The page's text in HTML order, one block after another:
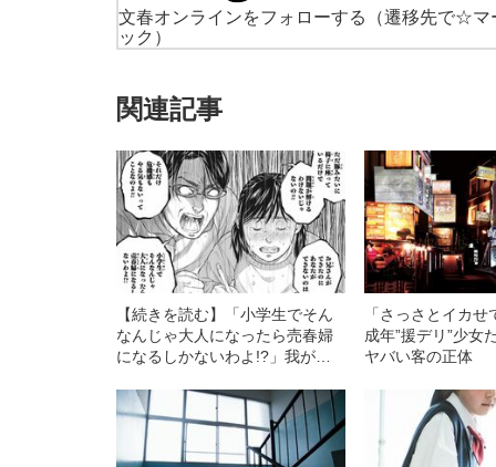
文春オンラインをフォローする
（遷移先で☆マ
ック）
関連記事
【続きを読む】「小学生でそん
なんじゃ大人になったら売春婦
になるしかないわよ!?」我が子
走…過熱する中学受験ブームで
生まれた“教育熱心”な親の“恐ろ
しい実情”とは
「さっさとイカ
成年”援デリ”少女
ヤバい客の正体